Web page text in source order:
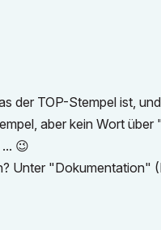
der TOP-Stempel ist,
aber kein Wort über
😉
Unter "Dokumentation"